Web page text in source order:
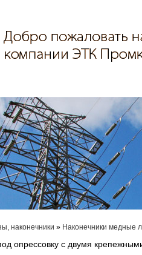
наконечники » Наконечники медные
опрессовку с двумя